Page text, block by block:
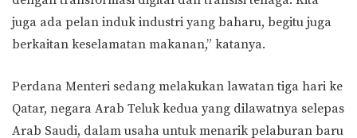
juga ada pelan induk industri yang baharu, begitu juga
berkaitan keselamatan makanan,” katanya.
Perdana Menteri sedang melakukan lawatan tiga hari ke
Qatar, negara Arab Teluk kedua yang dilawatnya selepas
Arab Saudi, dalam usaha untuk menarik pelaburan baru